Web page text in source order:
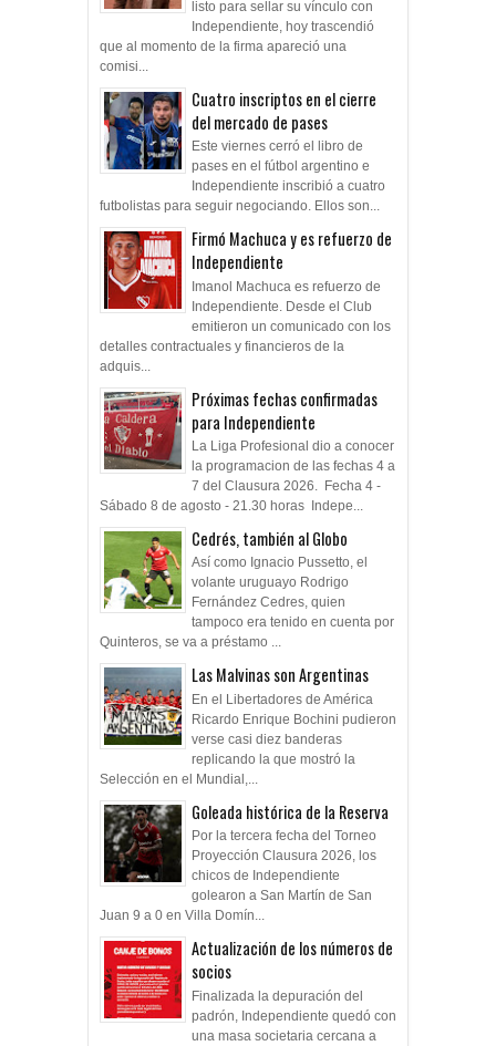
listo para sellar su vínculo con
Independiente, hoy trascendió
que al momento de la firma apareció una
comisi...
Cuatro inscriptos en el cierre
del mercado de pases
Este viernes cerró el libro de
pases en el fútbol argentino e
Independiente inscribió a cuatro
futbolistas para seguir negociando. Ellos son...
Firmó Machuca y es refuerzo de
Independiente
Imanol Machuca es refuerzo de
Independiente. Desde el Club
emitieron un comunicado con los
detalles contractuales y financieros de la
adquis...
Próximas fechas confirmadas
para Independiente
La Liga Profesional dio a conocer
la programacion de las fechas 4 a
7 del Clausura 2026. Fecha 4 -
Sábado 8 de agosto - 21.30 horas Indepe...
Cedrés, también al Globo
Así como Ignacio Pussetto, el
volante uruguayo Rodrigo
Fernández Cedres, quien
tampoco era tenido en cuenta por
Quinteros, se va a préstamo ...
Las Malvinas son Argentinas
En el Libertadores de América
Ricardo Enrique Bochini pudieron
verse casi diez banderas
replicando la que mostró la
Selección en el Mundial,...
Goleada histórica de la Reserva
Por la tercera fecha del Torneo
Proyección Clausura 2026, los
chicos de Independiente
golearon a San Martín de San
Juan 9 a 0 en Villa Domín...
Actualización de los números de
socios
Finalizada la depuración del
padrón, Independiente quedó con
una masa societaria cercana a